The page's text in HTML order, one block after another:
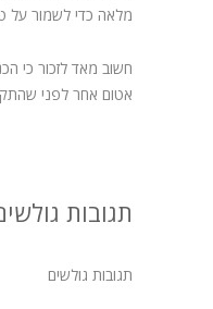
מלאה כדי לשמור על
חשוב מאד לזכור כי
אטום אחר לפני
תגובות
תגובות גולשים